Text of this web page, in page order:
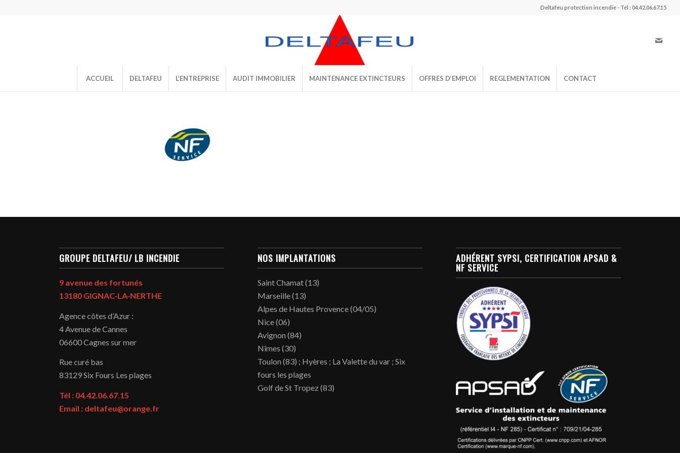
Deltafeu protection incendie - Tél : 04.42.06.67.15
ACCUEIL DELTAFEU L’ENTREPRISE AUDIT IMMOBILIER MAINTENANCE EXTINCTEURS OFFRES D’EMPLOI REGLEMENTATION CONTACT
GROUPE DELTAFEU/ LB INCENDIE
9 avenue des fortunés
13180 GIGNAC-LA-NERTHE
Agence côtes d’Azur :
4 Avenue de Cannes
06600 Cagnes sur mer
Rue curé bas
83129Six Fours Les plages
Tél : 04.42.06.67.15
Email : deltafeu@orange.fr
NOS IMPLANTATIONS
Saint Chamat (13)
Marseille (13)
Alpes de Hautes Provence (04/05)
Nice (06)
Avignon (84)
Nîmes (30)
Toulon (83) ; Hyères ; La Valette du var ; Six
fours les plages
Golf de St Tropez (83)
ADHÉRENT SYPSI, CERTIFICATION APSAD &
NF SERVICE